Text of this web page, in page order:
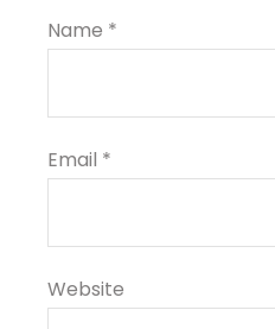
Name *
Email *
Website